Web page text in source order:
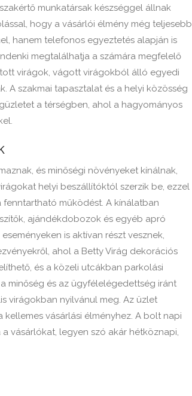
munkatársak készséggel állnak
hogy a vásárlói élmény még teljesebb
hanem telefonos egyeztetés alapján is
megtalálhatja a számára megfelelő
virágok, vágott virágokból álló egyedi
A szakmai tapasztalat és a helyi közösség
a térségben, ahol a hagyományos
és minőségi növényeket kínálnak,
helyi beszállítóktól szerzik be, ezzel
működést. A kínálatban
ajándékdobozok és egyéb apró
is aktívan részt vesznek,
ahol a Betty Virág dekorációs
és a közeli utcákban parkolási
minőség és az ügyfélelégedettség iránt
virágokban nyilvánul meg. Az üzlet
vásárlási élményhez. A bolt napi
vásárlókat, legyen szó akár hétköznapi,